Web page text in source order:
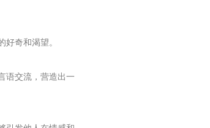
奇和渴望。
语交流，营造出一